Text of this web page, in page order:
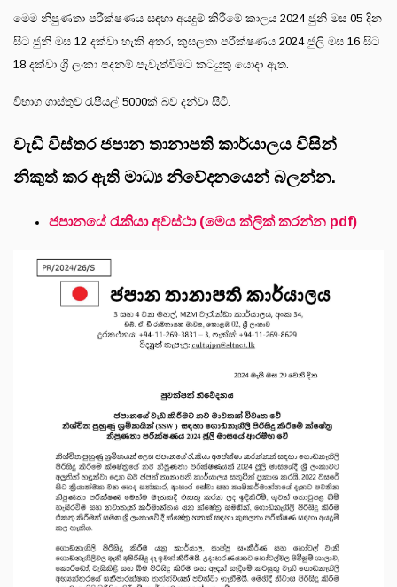
මෙම නිපුණතා පරීක්ෂණය සඳහා අයදුම් කිරීමේ කාලය 2024 ජුනි මස 05 දින
සිට ජුනි මස 12 දක්වා හැකි අතර, කුසලතා පරීක්ෂණය 2024 ජුලි මස 16 සිට
18 දක්වා ශ්‍රී ලංකා පදනම් පැවැත්වීමට කටයුතු යොදා ඇත.
විභාග ගාස්තුව රැපියල් 5000ක් බව දන්වා සිටී.
වැඩි විස්තර ජපාන තානාපති කාර්යාලය විසින්
නිකුත් කර ඇති මාධ්‍ය නිවේදනයෙන් බලන්න.
ජපානයේ රැකියා අවස්ථා (මෙය ක්ලික් කරන්න pdf)